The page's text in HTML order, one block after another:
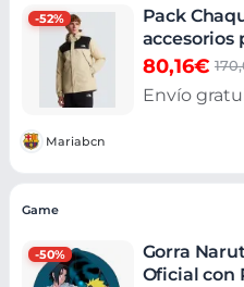
-52%
Pack
accesorios
80,16€
Envío
Mariabcn
-50%
Game
Gorra
Oficial con